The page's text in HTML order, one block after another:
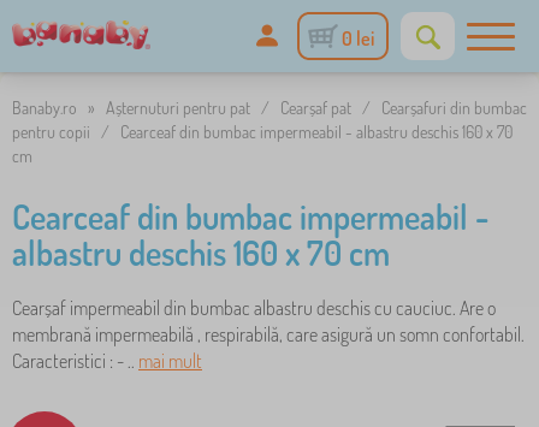
0 lei
Banaby.ro » Așternuturi pentru pat / Cearșaf pat /
Cearșafuri din bumbac
pentru copii
/
Cearceaf din bumbac impermeabil - albastru deschis 160 x 70
cm
Cearceaf din bumbac impermeabil -
albastru deschis 160 x 70 cm
Cearșaf impermeabil din bumbac albastru deschis cu cauciuc. Are o
membrană impermeabilă , respirabilă, care asigură un somn confortabil.
Caracteristici : - .. mai mult